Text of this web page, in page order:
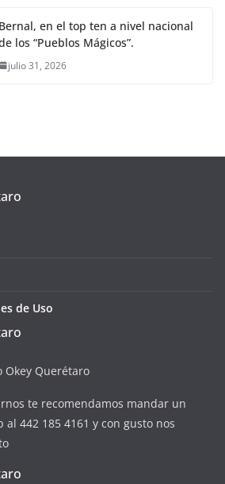
Bernal, en el top ten a nivel nacional
los “Pueblos Mágicos”.
julio 31, 2026
de Uso
Okey Querétaro
te recomendamos mandar un
al 442 185 4161 y con gusto nos